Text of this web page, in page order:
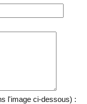
l'image ci-dessous) :